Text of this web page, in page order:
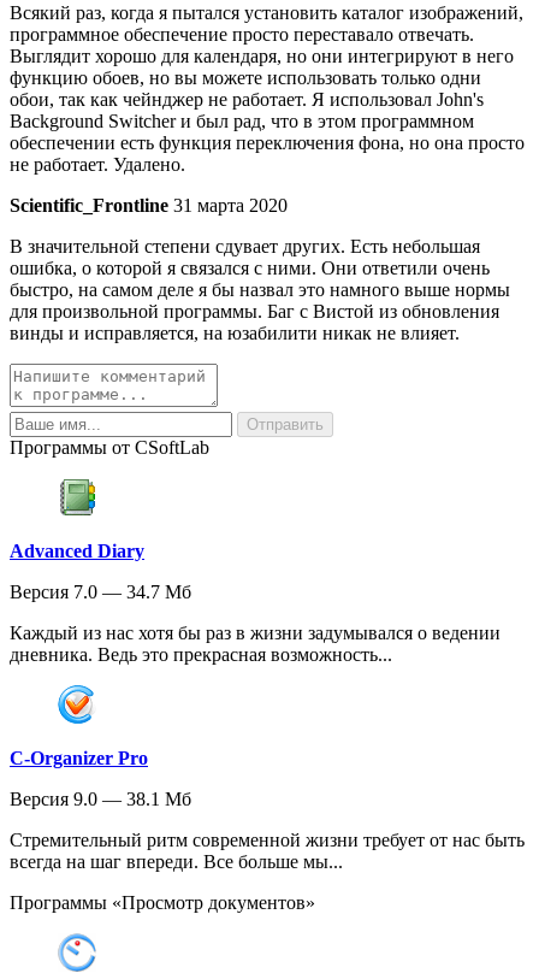
Всякий раз, когда я пытался установить каталог изображений,
программное обеспечение просто переставало отвечать.
Выглядит хорошо для календаря, но они интегрируют в него
функцию обоев, но вы можете использовать только одни
обои, так как чейнджер не работает. Я использовал John's
Background Switcher и был рад, что в этом программном
обеспечении есть функция переключения фона, но она просто
не работает. Удалено.
Scientific_Frontline 31 марта 2020
В значительной степени сдувает других. Есть небольшая
ошибка, о которой я связался с ними. Они ответили очень
быстро, на самом деле я бы назвал это намного выше нормы
для произвольной программы. Баг с Вистой из обновления
винды и исправляется, на юзабилити никак не влияет.
Программы от CSoftLab
Advanced Diary
Версия 7.0 — 34.7 Мб
Каждый из нас хотя бы раз в жизни задумывался о ведении
дневника. Ведь это прекрасная возможность...
C-Organizer Pro
Версия 9.0 — 38.1 Мб
Стремительный ритм современной жизни требует от нас быть
всегда на шаг впереди. Все больше мы...
Программы «Просмотр документов»